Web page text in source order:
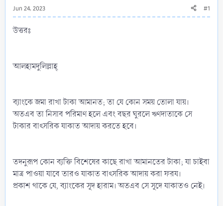
Jun 24, 2023 #1
উত্তরঃ
আলহামদুলিল্লাহ্‌
ব্যাংকে জমা রাখা টাকা আমানত; তা যে কোন সময় তোলা যায়।
অতএব তা নিসাব পরিমাণ হলে এবং বছর ঘুরলে ঋণদাতাকে সে
টাকার বাৎসরিক যাকাত আদায় করতে হবে।
তদনুরূপ কোন ব্যক্তি বিশেষের কাছে রাখা আমানতের টাকা; যা চাইবা
মাত্র পাওয়া যাবে তারও যাকাত বাৎসরিক আদায় করা ফরয।
প্রকাশ থাকে যে, ব্যাংকের সূদ হারাম। অতএব সে সূদে যাকাতও নেই।